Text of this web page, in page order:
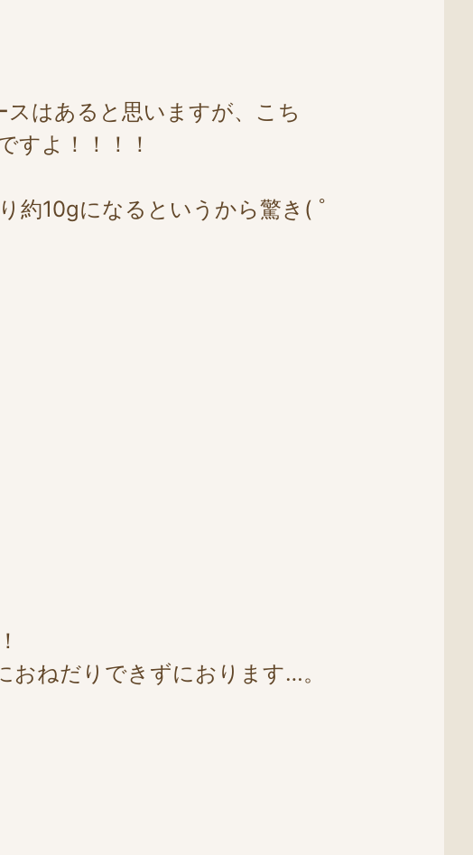
はあると思いますが、こち
すよ！！！！
約10gになるというから驚き( ﾟ
おねだりできずにおります…。